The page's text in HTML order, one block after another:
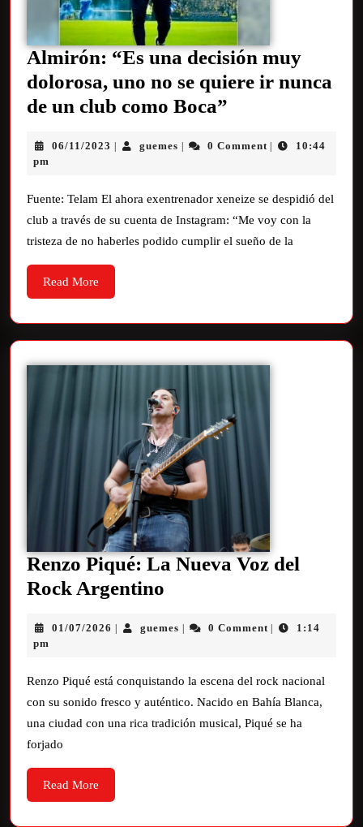
Almirón: “Es una decisión muy
dolorosa, uno no se quiere ir nunca
de un club como Boca”
06/11/2023 | guemes | 0 Comment |
10:44
pm
Fuente: Telam El ahora exentrenador xeneize se despidió del
club a través de su cuenta de Instagram: “Me voy con la
tristeza de no haberles podido cumplir el sueño de la
Read More
Renzo Piqué: La Nueva Voz del
Rock Argentino
01/07/2026 | guemes | 0 Comment |
1:14
pm
Renzo Piqué está conquistando la escena del rock nacional
con su sonido fresco y auténtico. Nacido en Bahía Blanca,
una ciudad con una rica tradición musical, Piqué se ha
forjado
Read More